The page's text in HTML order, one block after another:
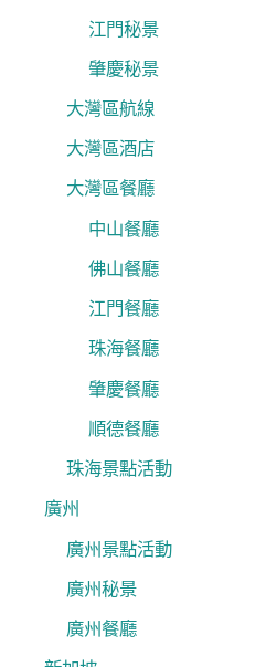
江門秘景
肇慶秘景
大灣區航線
大灣區酒店
大灣區餐廳
中山餐廳
佛山餐廳
江門餐廳
珠海餐廳
肇慶餐廳
順德餐廳
珠海景點活動
廣州
廣州景點活動
廣州秘景
廣州餐廳